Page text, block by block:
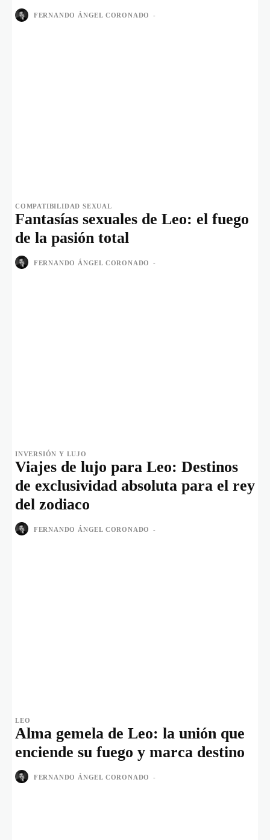
FERNANDO ÁNGEL CORONADO -
COMPATIBILIDAD SEXUAL
Fantasías sexuales de Leo: el fuego
de la pasión total
FERNANDO ÁNGEL CORONADO -
INVERSIÓN Y LUJO
Viajes de lujo para Leo: Destinos
de exclusividad absoluta para el rey
del zodiaco
FERNANDO ÁNGEL CORONADO -
LEO
Alma gemela de Leo: la unión que
enciende su fuego y marca destino
FERNANDO ÁNGEL CORONADO -